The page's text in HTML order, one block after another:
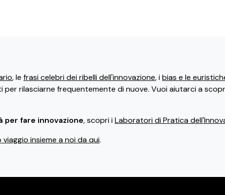
, le frasi celebri dei ribelli dell'innovazione, ibias e le
per rilasciarne frequentemente di nuove. Vuoi aiutarci a
per fare innovazione, scopri iLaboratori di Pratica
viaggio insieme a noi da qui.